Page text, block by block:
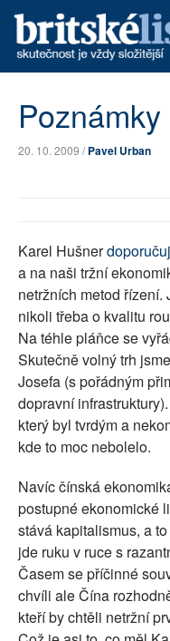
PŘÍSPĚVKY NA PROVOZ
20. 10. 2009 /Pavel Urban
Karel Hušner
a na naši tržní
netržních metod
nikoli třeba o kvalitu
Na téhle pláňce se
Skutečně volný trh
Josefa (s pořádným
dopravní
který byl tvrdým a
kde to moc nebolelo.
Navíc čínská
postupné ekonomické
stává kapitalismus, a
jde ruku v ruce s
Časem se příčinné
chvíli ale Čína
kteří by chtěli netržní